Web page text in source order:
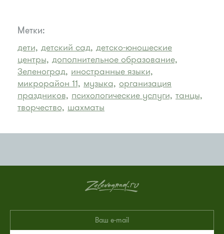
Метки:
дети, детский сад, детско-юношеские
центры, дополнительное образование,
Зеленоград, иностранные языки,
микрорайон 11, музыка, организация
праздников, психологические услуги, танцы,
творчество, шахматы